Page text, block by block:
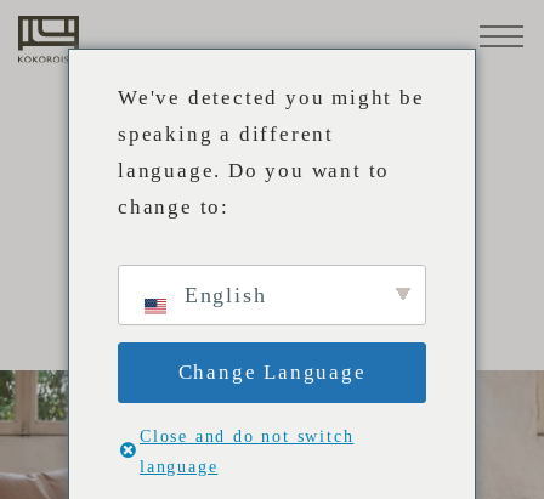
LINE
CUSTOM-
MADE
LINE
ソ
フ
の
選
び
方
構
用品
ものづ
くり
芸につ
いて
容
ナー企
採用情
報
張替
え・修
メンテ
ナンス
プロ向
取扱店
舗
直営店
約
事例
メンテ
ナンス
特注ソ
お知ら
せ
採用情
報
プロダクト
STANDARD LINE
CUSTOM-MADE LINE
ソファの選び方
注文方法
心石工芸について
業務内容
サポート
張替え・修理
メンテナンス方法
ソファの選び方
We've detected you might be
speaking a different
language. Do you want to
change to:
English
Change Language
Close and do not switch
language